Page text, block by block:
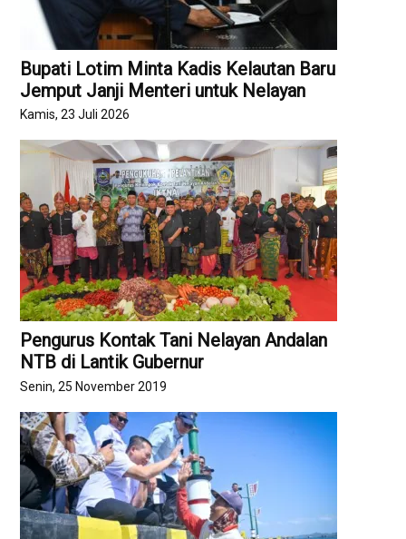
Bupati Lotim Minta Kadis Kelautan Baru
Jemput Janji Menteri untuk Nelayan
Kamis, 23 Juli 2026
Pengurus Kontak Tani Nelayan Andalan
NTB di Lantik Gubernur
Senin, 25 November 2019